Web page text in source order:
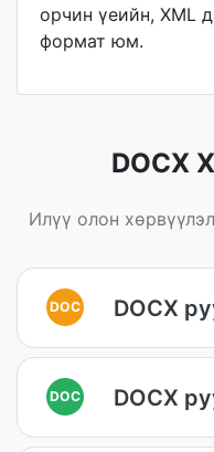
орчин үеийн, XML
формат юм.
DOCX
Илүү олон
DOC DOCX
DOC DOCX